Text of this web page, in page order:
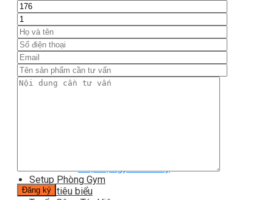
TM Serie Free Weight
TM-F Serie Free Weight
TM-FF Serie Free Weight
TM-AN Serie Free Weight
TM-C Serie Free Weight
TM-360 Serie
Phụ kiện gym thanh lý
Setup Phòng Gym
Dự án tiêu biểu